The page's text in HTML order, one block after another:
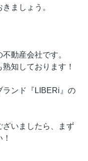
ましょう。
動産会社です。
知しております！
ランド『LIBERi』の
ざいましたら、まず